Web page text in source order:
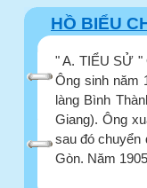
HỒ BIỂU
" A. TIỂU SỬ "
Ông sinh năm
làng Bình
Giang). Ông
sau đó chuyển
Gòn. Năm